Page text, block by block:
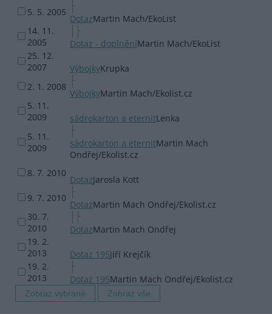
5. 5. 2005
DotazMartin Mach/EkoList
14. 11.
2005
Dotaz - doplněníMartin Mach/EkoList
25. 12.
2007
VýbojkyKrupka
2. 1. 2008
VýbojkyMartin Mach/Ekolist.cz
5. 11.
2009
sádrokarton a eternitLenka
5. 11.
2009
sádrokarton a eternitMartin Mach
Ondřej/Ekolist.cz
8. 7. 2010
DotazJarosla Kott
9. 7. 2010
DotazMartin Mach Ondřej/Ekolist.cz
30. 7.
2010
DotazMartin Mach Ondřej
19. 2.
2013
Dotaz 195jiří Krejčík
19. 2.
2013
Dotaz 195Martin Mach Ondřej/Ekolist.cz